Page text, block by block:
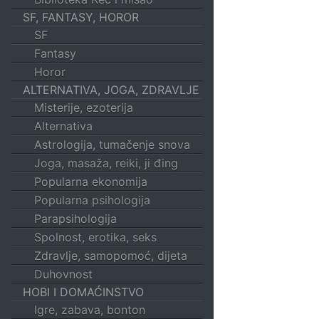
SF, FANTASY, HOROR
SF
Fantasy
Horor
ALTERNATIVA, JOGA, ZDRAVLJE
Misterije, ezoterija
Alternativa
Astrologija, tumačenje snova
Joga, masaža, reiki, ji đing
Popularna ekonomija
Popularna psihologija
Parapsihologija
Spolnost, erotika, seks
Zdravlje, samopomoć, dijeta
Duhovnost
HOBI I DOMAĆINSTVO
Igre, zabava, bonton